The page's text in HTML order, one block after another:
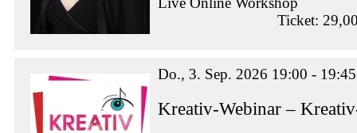
Ticket:
Do., 3. Sep. 2026 19:00 - 19:45
Kreativ-Webinar –